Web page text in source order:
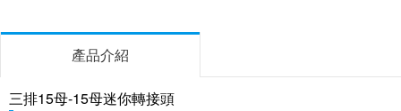
產品介紹
三排15母-15母迷你轉接頭